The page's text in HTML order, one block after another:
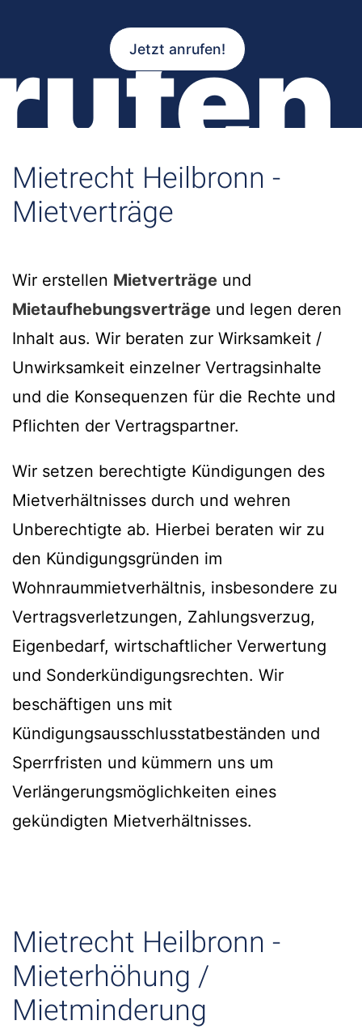
Jetzt anrufen!
Mietrecht Heilbronn -
Mietverträge
Wir erstellen Mietverträge und
Mietaufhebungsverträge und legen deren
Inhalt aus. Wir beraten zur Wirksamkeit /
Unwirksamkeit einzelner Vertragsinhalte
und die Konsequenzen für die Rechte und
Pflichten der Vertragspartner.
Wir setzen berechtigte Kündigungen des
Mietverhältnisses durch und wehren
Unberechtigte ab. Hierbei beraten wir zu
den Kündigungsgründen im
Wohnraummietverhältnis, insbesondere zu
Vertragsverletzungen, Zahlungsverzug,
Eigenbedarf, wirtschaftlicher Verwertung
und Sonderkündigungsrechten. Wir
beschäftigen uns mit
Kündigungsausschlusstatbeständen und
Sperrfristen und kümmern uns um
Verlängerungsmöglichkeiten eines
gekündigten Mietverhältnisses.
Mietrecht Heilbronn -
Mieterhöhung /
Mietminderung